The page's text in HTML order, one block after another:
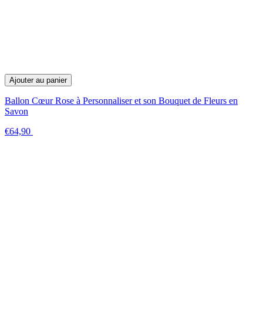
Ajouter au panier
Ballon Cœur Rose à Personnaliser et son Bouquet de Fleurs en
Savon
€64,90